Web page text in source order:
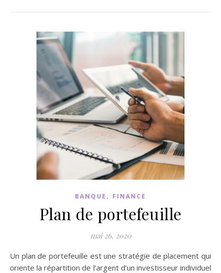
BANQUE , FINANCE
Plan de portefeuille
mai 26, 2020
Un plan de portefeuille est une stratégie de placement qui
oriente la répartition de l’argent d’un investisseur individuel